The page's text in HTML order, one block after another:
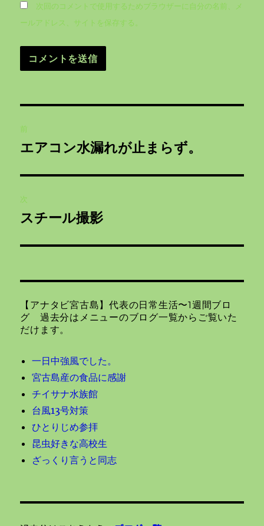
次回のコメントで使用するためブラウザーに自分の名前、メ
ールアドレス、サイトを保存する。
稿
ビ
ゲ
ー
ン
前
前
投
稿:
エアコン水漏れが止まらず。
次
次
投
スチール撮影
【アナタビ宮古島】代表の日常生活〜1週間ブロ
グ 過去分はメニューのブログ一覧からご覧いた
だけます。
一日中強風でした。
宮古島産の食品に感謝
チイサナ水族館
台風13号対策
ひとりじめ参拝
昆虫好きな高校生
ざっくり言うと同志